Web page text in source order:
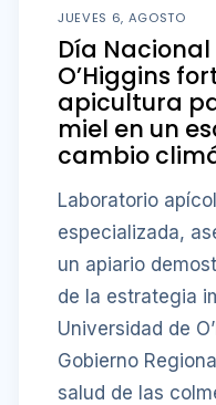
JUEVES 6, AGOSTO
Día Nacional
O’Higgins
apicultura
miel en un
cambio
Laboratorio
especializada,
un apiario
de la estrategia
Universidad de
Gobierno
salud de las